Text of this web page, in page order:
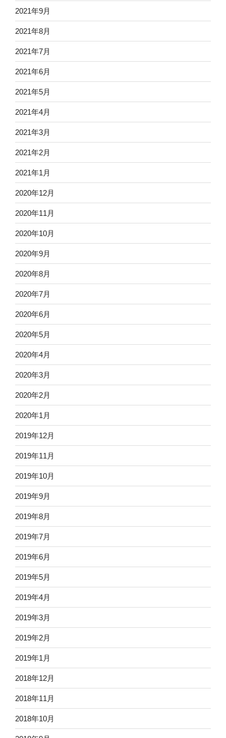
2021年9月
2021年8月
2021年7月
2021年6月
2021年5月
2021年4月
2021年3月
2021年2月
2021年1月
2020年12月
2020年11月
2020年10月
2020年9月
2020年8月
2020年7月
2020年6月
2020年5月
2020年4月
2020年3月
2020年2月
2020年1月
2019年12月
2019年11月
2019年10月
2019年9月
2019年8月
2019年7月
2019年6月
2019年5月
2019年4月
2019年3月
2019年2月
2019年1月
2018年12月
2018年11月
2018年10月